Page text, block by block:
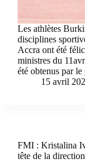
Les athlètes
disciplines
Accra ont été
ministres du
été obtenus par
15 avril
FMI : Kristalina
tête de la